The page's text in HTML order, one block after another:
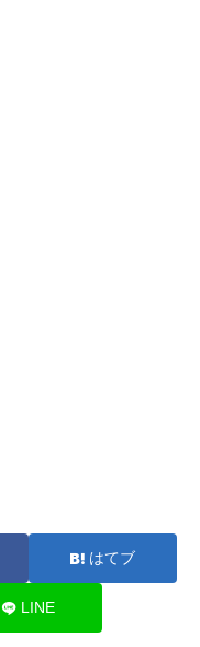
はてブ
LINE